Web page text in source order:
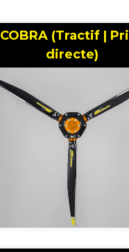
COBRA (Tractif |
directe)